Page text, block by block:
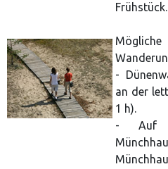
Frühstück.
-
an der
1 h).
- Auf